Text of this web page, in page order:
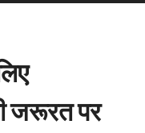
जरूरत पर